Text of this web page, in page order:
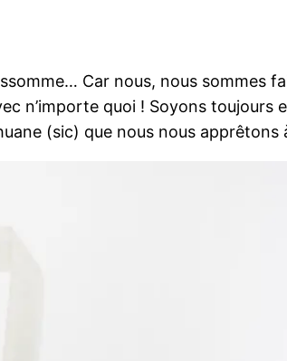
Car nous, nous sommes
n’importe quoi ! Soyons toujours
(sic) que nous nous